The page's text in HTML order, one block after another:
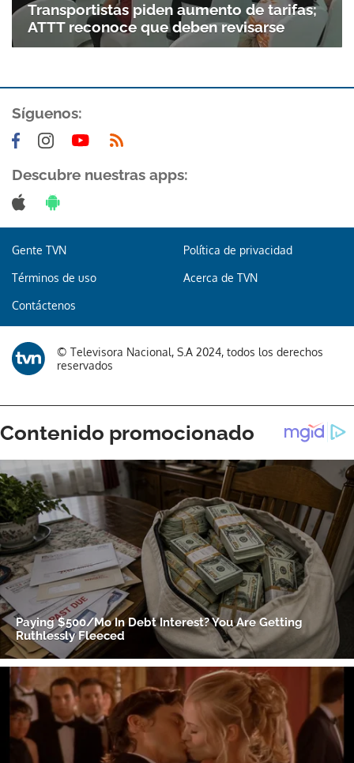
Transportistas piden aumento de tarifas;
ATTT reconoce que deben revisarse
Síguenos:
Descubre nuestras apps:
Gente TVN Política de privacidad
Términos de uso Acerca de TVN
Contáctenos
© Televisora Nacional, S.A 2024, todos los derechos
reservados